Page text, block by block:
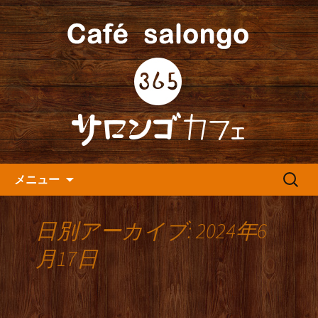
人形町の『365(サロンゴ)カフ
ェ』よりお知らせ
人形町の音楽カフェ『365カフェ』より
最新情報をお届けします。
メニュー
検
日別アーカイブ: 2024年6
月17日